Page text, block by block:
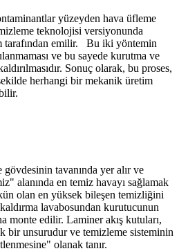
yüzeyden hava üfleme
teknolojisi versiyonunda
tarafından emilir. Bu iki yöntemin
ve bu sayede kurutma ve
Sonuç olarak, bu proses,
herhangi bir mekanik üretim
tavanında yer alır ve
alanında en temiz havayı sağlamak
olan en yüksek bileşen temizliğini
lavabosundan kurutucunun
monte edilir. Laminer akış kutuları,
bir unsurudur ve temizleme sisteminin
olanak tanır.